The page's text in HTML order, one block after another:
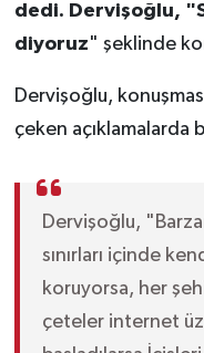
dedi. Dervişoğlu,
diyoruz" şeklinde
Dervişoğlu,
çeken açıklamalarda
Dervişoğlu,
sınırları içinde
koruyorsa, her
çeteler internet